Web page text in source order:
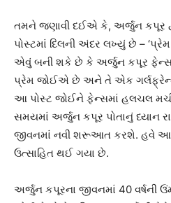
તમને જણાવી દઈએ કે, અર્જુન કપૂર
પોસ્ટમાં દિલની અંદર લખ્યું છે –
એવું બની શકે છે કે અર્જુન કપૂર
પ્રેમ જોઈએ છે અને તે એક ગર્લફ્રેન્ડ
આ પોસ્ટ જોઈને ફેન્સમાં હલચલ
સમયમાં અર્જુન કપૂર પોતાનું ધ્યાન
જીવનમાં નવી શરૂઆત કરશે. હવે આ
ઉત્સાહિત થઈ ગયા છે.
અર્જુન કપૂરના જીવનમાં 40 વર્ષની